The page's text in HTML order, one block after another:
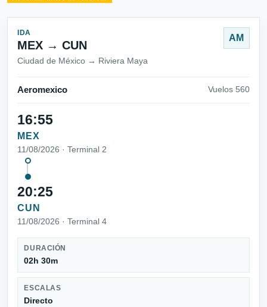
IDA
MEX → CUN
Ciudad de México → Riviera Maya
AM
Aeromexico Vuelos 560
16:55
MEX
11/08/2026 · Terminal 2
20:25
CUN
11/08/2026 · Terminal 4
DURACIÓN
02h 30m
ESCALAS
Directo